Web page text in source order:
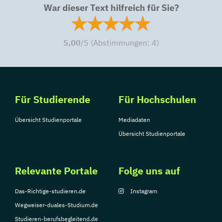
War dieser Text hilfreich für Sie?
5,00/5 (Abstimmungen: 4)
Für Studierende
Übersicht Studienportale
Für Hochschulen
Mediadaten
Übersicht Studienportale
Relevante Portale
Das-Richtige-studieren.de
Wegweiser-duales-Studium.de
Studieren-berufsbegleitend.de
Folge uns auf
Instagram